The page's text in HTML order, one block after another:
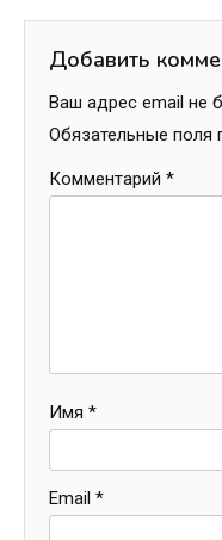
Добавить
Ваш адрес email не
Обязательные поля
Комментарий *
Имя *
Email *